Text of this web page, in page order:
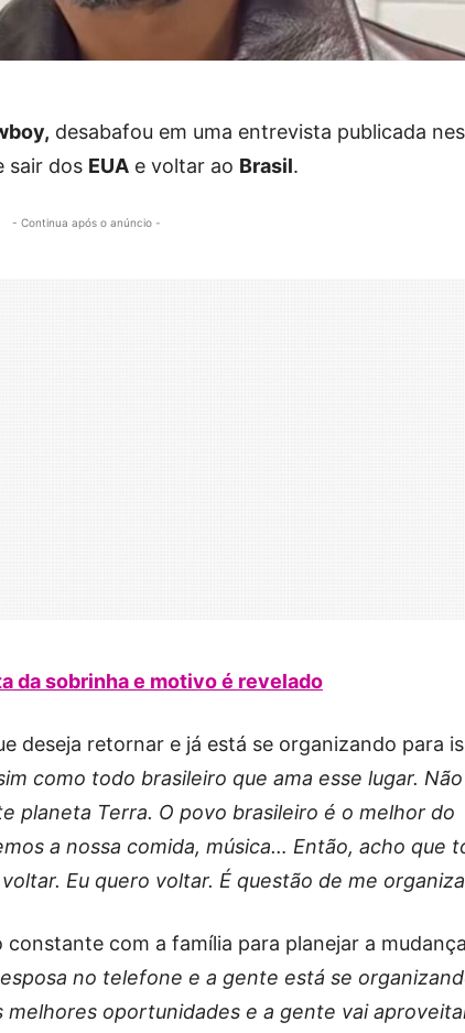
desabafou em uma entrevista publicada
sair dos EUA e voltar ao Brasil.
- Continua após o anúncio -
da sobrinha e motivo é revelado
deseja retornar e já está se organizando para
como todo brasileiro que ama esse lugar. Não
planeta Terra. O povo brasileiro é o melhor do
a nossa comida, música… Então, acho que
Eu quero voltar. É questão de me
com a família para planejar a
no telefone e a gente está se
melhores oportunidades e a gente vai